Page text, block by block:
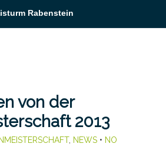
Rabenstein
von der
2013
, NEWS • NO